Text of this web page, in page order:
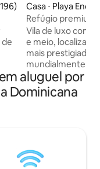
avaliação média de
de
Casa ⋅ Playa
Refúgio premium
Vila de luxo com
e meio,
mais prestigiados
mundialmente
windsurf. A
Encuentro, esta
oferece amplas
segurança 24
semana, e uma
aluguel por
Dominicana